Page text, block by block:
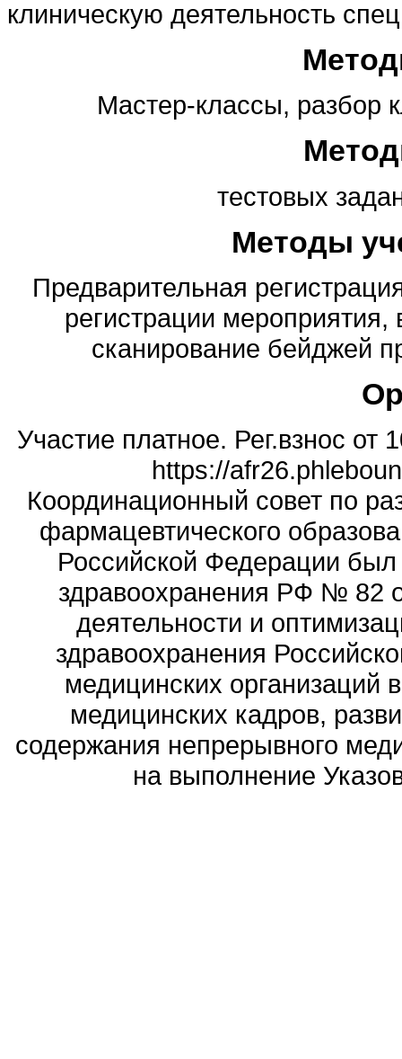
клиническую деятельность
Мастер-классы, разбор
тестовых
Методы
Предварительная
регистрации
сканирование бейджей
Участие платное. Рег.взнос
https://
Координационный совет по
фармацевтического
Российской Федерации
здравоохранения РФ № 82
деятельности и
здравоохранения
медицинских
медицинских кадров,
содержания непрерывного
на выполнение